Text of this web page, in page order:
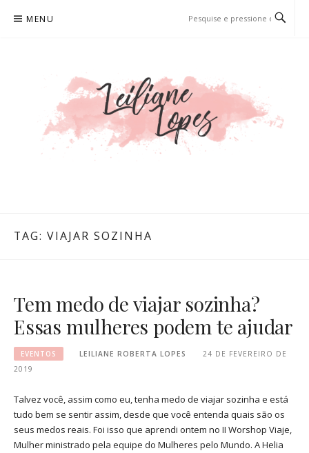
para
MENU
TAG: VIAJAR SOZINHA
Tem medo de viajar sozinha?
Essas mulheres podem te ajudar
EVENTOS LEILIANE ROBERTA LOPES
24 DE FEVEREIRO DE
2019
Talvez você, assim como eu, tenha medo de viajar sozinha e está
tudo bem se sentir assim, desde que você entenda quais são os
seus medos reais. Foi isso que aprendi ontem no II Worshop Viaje,
Mulher ministrado pela equipe do Mulheres pelo Mundo. A Helia